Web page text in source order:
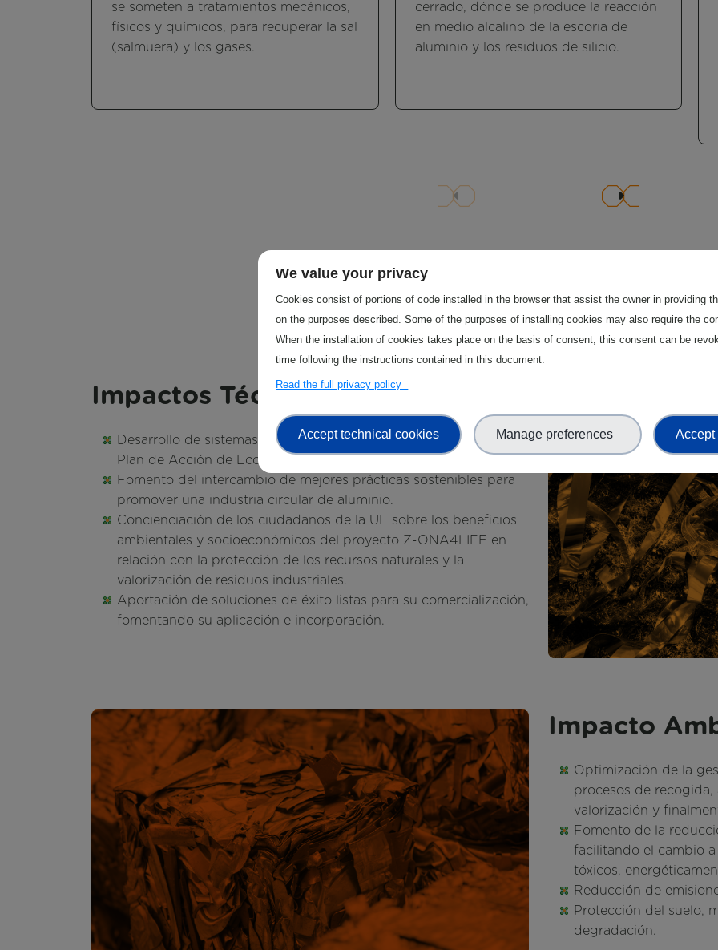
se someten a tratamientos mecánicos,
físicos y químicos, para recuperar la sal
(salmuera) y los gases.
cerrado, dónde se produce la reacción
en medio alcalino de la escoria de
aluminio y los residuos de silicio.
Impactos Técnicos y Sociales
Desarrollo de sistemas circulares, en consonancia con el nuevo
Plan de Acción de Economía Circular.
Fomento del intercambio de mejores prácticas sostenibles para
promover una industria circular de aluminio.
Concienciación de los ciudadanos de la UE sobre los beneficios
ambientales y socioeconómicos del proyecto Z-ONA4LIFE en
relación con la protección de los recursos naturales y la
valorización de residuos industriales.
Aportación de soluciones de éxito listas para su comercialización,
fomentando su aplicación e incorporación.
Impacto
Optimización de la
procesos de recogida,
valorización y
Fomento de la
facilitando el cambio
tóxicos,
Reducción de
Protección del suelo,
degradación.
We value your privacy
Cookies consist of portions of code installed in the browser that assist the owner in providing
on the purposes described. Some of the purposes of installing cookies may also require the
When the installation of cookies takes place on the basis of consent, this consent can be
time following the instructions contained in this document.
Read the full privacy policy
Accept technical cookies Manage preferences Accept